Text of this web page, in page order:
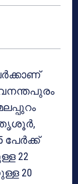
തൃശൂര്‍,
പേര്‍ക്ക്
22
20